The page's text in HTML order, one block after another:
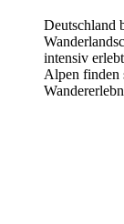
Deutschland
intensiv
Alpen finden